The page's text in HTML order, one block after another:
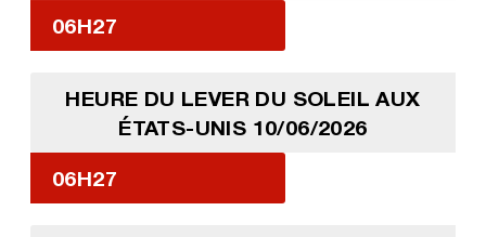
06H27
HEURE DU LEVER DU SOLEIL AUX
ÉTATS-UNIS 10/06/2026
06H27